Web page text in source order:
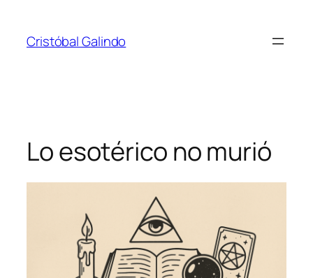
contenido
Cristóbal Galindo
Lo esotérico no murió